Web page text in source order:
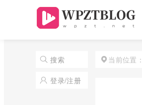
搜索
登录/注册
当前位置：